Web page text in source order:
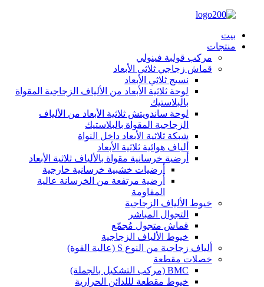
بيت
منتجات
مركب قولبة فينولي
قماش زجاجي ثلاثي الأبعاد
نسيج ثلاثي الأبعاد
لوحة ثلاثية الأبعاد من الألياف الزجاجية المقواة
بالبلاستيك
لوحة ساندويتش ثلاثية الأبعاد من الألياف
الزجاجية المقواة بالبلاستيك
شبكة ثلاثية الأبعاد داخل النواة
ألياف هوائية ثلاثية الأبعاد
أرضية خرسانية مقواة بالألياف ثلاثية الأبعاد
أرضيات خشبية خرسانية خارجية
أرضية مرتفعة من الخرسانة عالية
المقاومة
خيوط الألياف الزجاجية
التجوال المباشر
قماش متجول مُجمّع
خيوط الألياف الزجاجية
ألياف زجاجية من النوع S (عالية القوة)
خصلات مقطعة
BMC (مركب التشكيل بالجملة)
خيوط مقطعة لللدائن الحرارية